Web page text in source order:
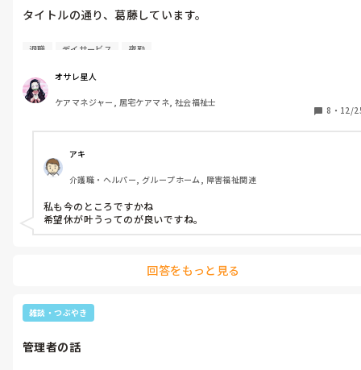
と前置きして、仕分けして欲しいと言っただけですよ。
間違ってるのはオサレ星人かしら？
どなたかお願いします。・゜・(ノД`)・゜・。
いやいや、上司と先輩が言うにはね、『夜勤専従者にこう言った
て言いなよー。』『辞められたらどうする。オサレ星人夜勤増え
知らないでw
ちなみに上司と先輩が言ったことは、事実は事実。ですが、明ら
いやいやいや、オサレ星人の言い方がキツいのは分かる。夜勤専
従者の気持ちも、上司の気持ちも分かる。パワハラって言われて
も仕方ない。
でも、オサレ星人の気持ちはー！？
どなたか、オサレ星人の気持ちも分かるよ、という方、いたらコ
メントお願い致します。
いたのが幸いで、ご利用者対応は出来、失禁も事故も起きなかっ
間帯だし、朝食の準備含めて大変なのに、6時過ぎまで寝てまし
のに。
そんなある日。
んです。そこで、私は『Bさんよ。』と正直に答えたのです。
するとどうでしょう。Aさんは、『そう、Bさんなの。それなら、
言わなくても分かるわね。』と仰り、涙ぐんでいるではありませ
んか！！
皆さま、Aさんの言う『言わなくても分かる』は、どういう意味
これを聞いた瞬間、私は『Bさんならいちいち頼まなくても、自
が。
おいおいおい。オサレ星人にはいちいち頼まなくちゃ分からない
ってか！？
タイトルの通り、葛藤しています。
今のデイサービスから、持っているケアマネの資格を活かし、本
《転職したい理由》
・ケアマネ更新研修を受けている最中なのですが、研修を受けて
いたら『やってやる！』と火がついた。
・今のデイサービスが、24時間365日お泊まり付きデイサービス
で、夜勤もあれば早朝(朝6時等)の送迎もあり、夜は遅ければ21
頃帰宅になるところが、ハードだなぁと思っている。
・失礼だけど、例えばゴミ屋敷に独居してるご利用者さんを、う
ちにしか繋いでいないなど、動きの悪いケアマネさんや、あまり
にも強引過ぎるケアマネさん、ご利用者さんの変化をいくら伝え
はなるまい！』と燃えてくる。
《転職をためらっている理由》
・今の職場は人間関係が良好。みんな最高に良い人ばかり。私は
まれた職場には出会っていない。
退職 デイサービス 夜勤
オサレ星人
ケアマネジャー, 居宅ケアマネ, 社会福祉士
8 ・ 12/
アキ
介護職・ヘルパー, グループホーム, 障害福祉関連
私も今のところですかね
希望休が叶うってのが良いですね。
回答をもっと見る
雑談・つぶやき
管理者の話